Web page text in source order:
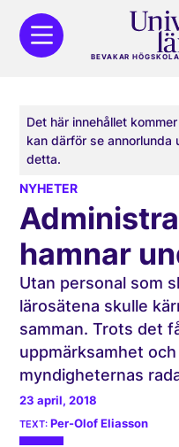
BEVAKAR
Det här innehållet
kan därför se annorlunda
detta.
NYHETER
hamnar
Utan personal som
lärosätena skulle
samman. Trots det
uppmärksamhet
myndigheternas
23 april, 2018
Per-Olof Eliasson